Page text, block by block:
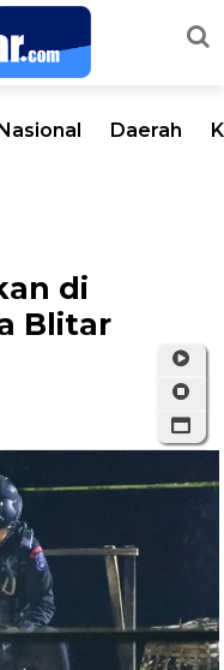
Daerah
di
Blitar